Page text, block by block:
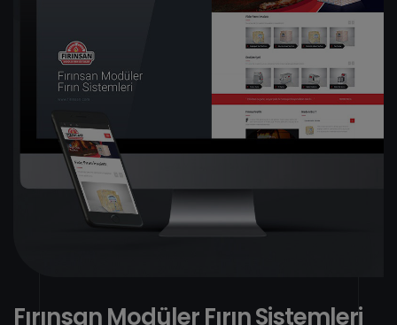
FırınsanModülerFırınSistemleri